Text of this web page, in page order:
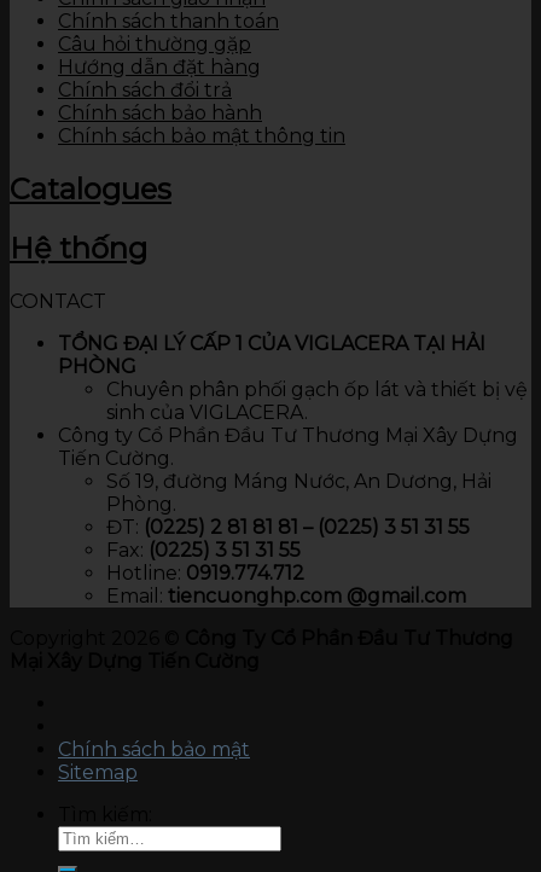
Chính sách thanh toán
Câu hỏi thường gặp
Hướng dẫn đặt hàng
Chính sách đổi trả
Chính sách bảo hành
Chính sách bảo mật thông tin
Catalogues
Hệ thống
CONTACT
TỔNG ĐẠI LÝ CẤP 1 CỦA VIGLACERA TẠI HẢI
PHÒNG
Chuyên phân phối gạch ốp lát và thiết bị vệ
sinh của VIGLACERA.
Công ty Cổ Phần Đầu Tư Thương Mại Xây Dựng
Tiến Cường.
Số 19, đường Máng Nước, An Dương, Hải
Phòng.
ĐT: (0225) 2 81 81 81 – (0225) 3 51 31 55
Fax: (0225) 3 51 31 55
Hotline: 0919.774.712​
Email: tiencuonghp.com @gmail.com
Chính sách bảo mật
Sitemap